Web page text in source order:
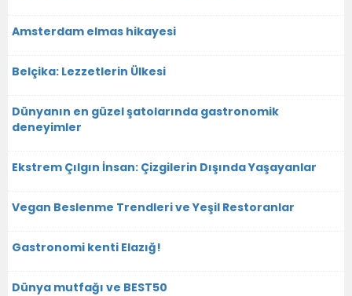
Amsterdam elmas hikayesi
Belçika: Lezzetlerin Ülkesi
Dünyanın en güzel şatolarında gastronomik
deneyimler
Ekstrem Çılgın İnsan: Çizgilerin Dışında Yaşayanlar
Vegan Beslenme Trendleri ve Yeşil Restoranlar
Gastronomi kenti Elazığ!
Dünya mutfağı ve BEST50